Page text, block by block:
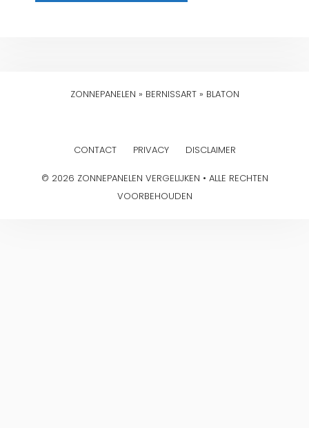
ZONNEPANELEN » BERNISSART» BLATON
CONTACT PRIVACY DISCLAIMER
© 2026 ZONNEPANELEN VERGELIJKEN • ALLE RECHTEN
VOORBEHOUDEN